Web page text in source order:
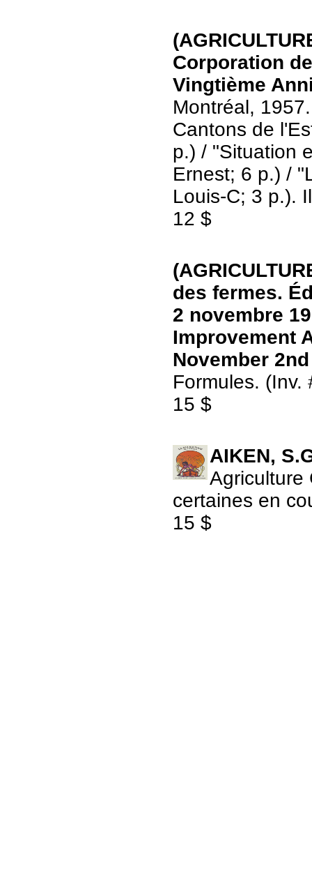
Corporation
Vingtième
Montréal,
Cantons de
p.) / "Situation
Ernest; 6 p.) /
Louis-C; 3 p.).
12 $
des fermes.
2 novembre
Improvement
November
Formules. (Inv.
15 $
AIKEN,
Agriculture
certaines en
15 $